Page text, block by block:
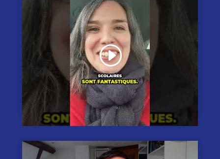
Cliquez pour accepter les cookies
marketing et activer ce contenu